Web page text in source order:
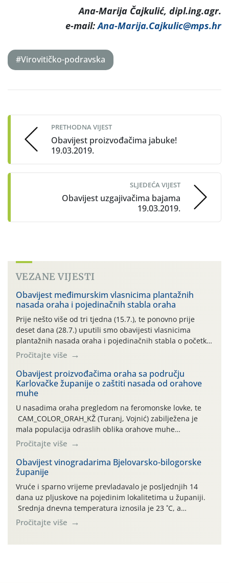
Ana-Marija Čajkulić, dipl.ing.agr.
e-mail:Ana-Marija.Cajkulic@mps.hr
#Virovitičko-podravska
navigation
PRETHODNA VIJEST
Obavijest proizvođačima jabuke!
19.03.2019.
SLJEDEĆA VIJEST
Obavijest uzgajivačima bajama
19.03.2019.
VEZANE VIJESTI
Obavijest međimurskim vlasnicima plantažnih
nasada oraha i pojedinačnih stabla oraha
Prije nešto više od tri tjedna (15.7.), te ponovno prije
deset dana (28.7.) uputili smo obavijesti vlasnicima
plantažnih nasada oraha i pojedinačnih stabla o početku
leta i ovogodišnjoj potrebi usmjerenog suzbijanja
orahove muhe (Rhagoletis completa)! Već dvanaest dana
traje drugi ovogodišnji “toplinski udar”, koji naročito
izražen zadnja šest dana (31.7.-05.8.), jer najviše
temperature zraka svakodnevno […]
Pročitajte više
Obavijest proizvođačima oraha sa području
Karlovačke županije o zaštiti nasada od orahove
muhe
U nasadima oraha pregledom na feromonske lovke, te
CAM_COLOR_ORAH_KŽ (Turanj, Vojnić) zabilježena je
mala populacija odraslih oblika orahove muhe
(Rhagoletis completa). Niska brojnost može se objasniti
činjenicom da je riječ o mladim nasadima s vrlo malim
urodom, što je povezano i s manjim brojem prezimjelih
jedinki. U starijim nasadima, na žutim ljepljivim Rebell
pločama s […]
Pročitajte više
Obavijest vinogradarima Bjelovarsko-bilogorske
županije
Vruće i sparno vrijeme prevladavalo je posljednjih 14
dana uz pljuskove na pojedinim lokalitetima u županiji.
Srednja dnevna temperatura iznosila je 23 ˚C, a
maksimalne su posljednjih dana dosezale do 35 ˚C.
Simptome plamenjače vinove loze (Plasmoparas
Pročitajte više